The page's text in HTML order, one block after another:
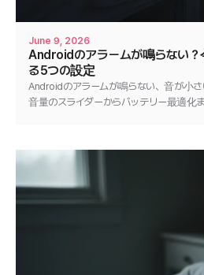
June 9, 2026
Androidのアラームが鳴らない？
る5つの設定
Androidのアラームが鳴らない、音が小さ
音量のスライダーからバッテリー最適化